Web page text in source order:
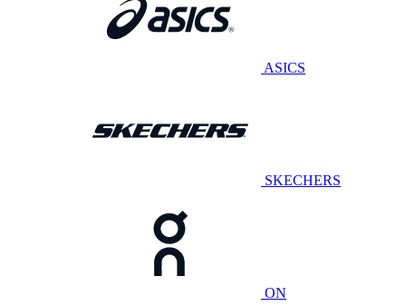
ASICS
SKECHERS
ON